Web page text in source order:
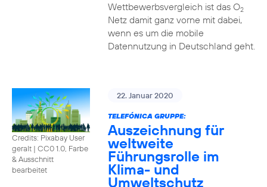
Wettbewerbsvergleich ist das O2
Netz damit ganz vorne mit dabei,
wenn es um die mobile
Datennutzung in Deutschland geht.
Credits: Pixabay User
geralt | CC0 1.0, Farbe
& Ausschnitt
bearbeitet
22. Januar 2020
TELEFÓNICA GRUPPE:
Auszeichnung für
weltweite
Führungsrolle im
Klima- und
Umweltschutz